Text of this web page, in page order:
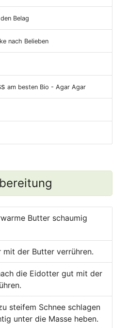
Belag
nach Belieben
am besten Bio - Agar Agar
Butter schaumig
mit der Butter verrühren.
die Eidotter gut mit der
steifem Schnee schlagen
unter die Masse heben.